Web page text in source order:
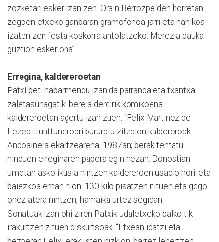
zozketari esker izan zen. Orain Berrozpe den horretan
zegoen etxeko ganbaran gramofonoa jarri eta nahikoa
izaten zen festa koskorra antolatzeko. Merezia dauka
guztion esker ona”.
Erregina, kaldereroetan
Patxi beti nabarmendu izan da parranda eta txantxa
zaletasunagatik; bere alderdirik komikoena
kaldereroetan agertu izan zuen. “Felix Martinez de
Lezea ttunttuneroari bururatu zitzaion kaldereroak
Andoainera ekartzearena, 1987an; berak tentatu
ninduen erreginaren papera egin nezan. Donostian
umetan asko ikusia nintzen kaldereroen usadio hori, eta
baiezkoa eman nion. 130 kilo pisatzen nituen eta gogo
onez atera nintzen, hamaika urtez segidan.
Sonatuak izan ohi ziren Patxik udaletxeko balkoitik
irakurtzen zituen diskurtsoak. “Etxean idatzi eta